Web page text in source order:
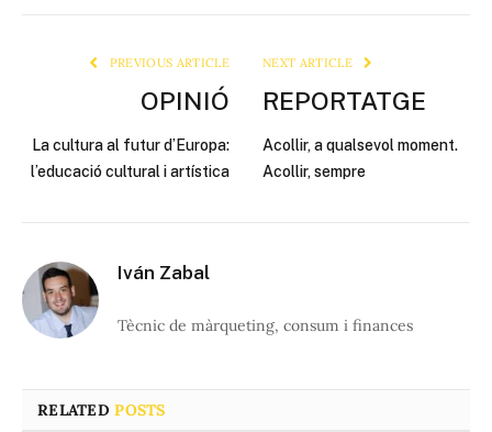
PREVIOUS ARTICLE
OPINIÓ
La cultura al futur d’Europa:
l’educació cultural i artística
NEXT ARTICLE
REPORTATGE
Acollir, a qualsevol moment.
Acollir, sempre
Iván Zabal
Tècnic de màrqueting, consum i finances
RELATEDPOSTS